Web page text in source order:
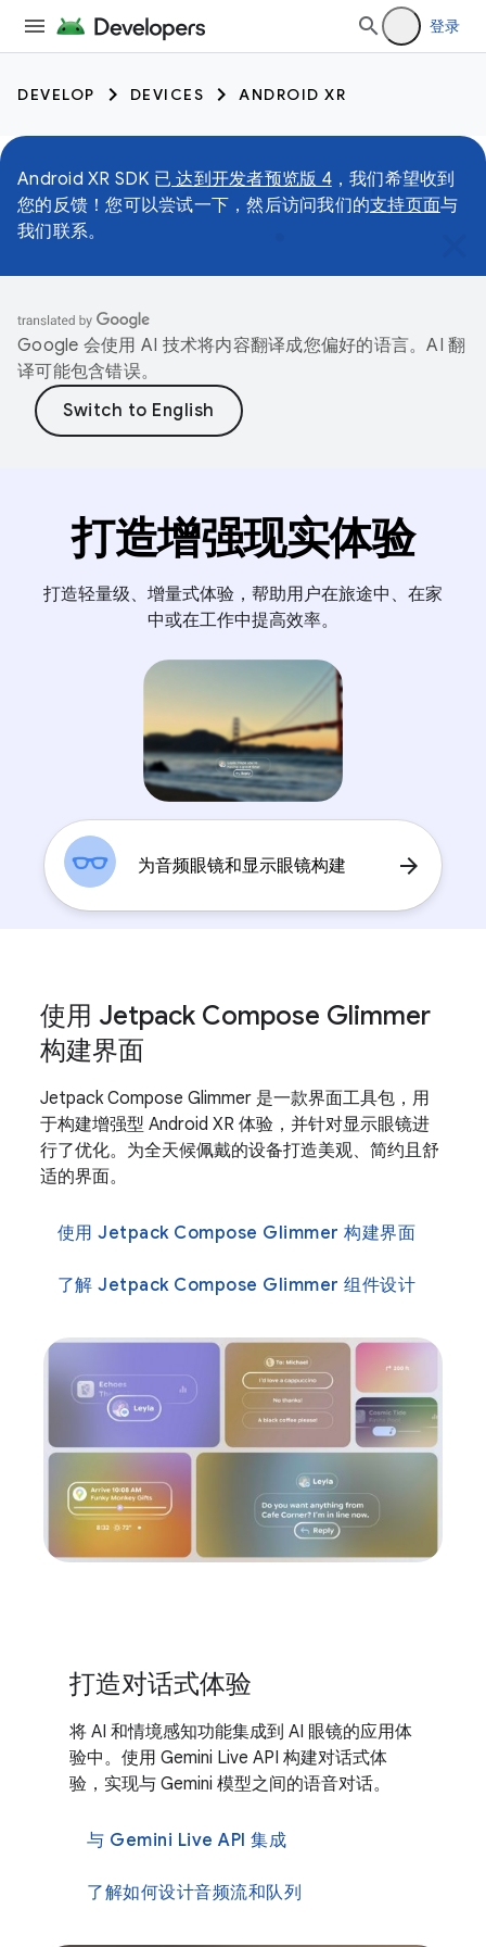
登录
DEVELOP DEVICES ANDROID XR
Android XR SDK 已 达到开发者预览版 4，我们希望收到
您的反馈！您可以尝试一下，然后访问我们的支持页面与
我们联系。
Google 会使用 AI 技术将内容翻译成您偏好的语言。AI 翻
译可能包含错误。
打造增强现实体验
打造轻量级、增量式体验，帮助用户在旅途中、在家
中或在工作中提高效率。
为音频眼镜和显示眼镜构建 arrow_forward
使用 Jetpack Compose Glimmer
构建界面
Jetpack Compose Glimmer 是一款界面工具包，用
于构建增强型 Android XR 体验，并针对显示眼镜进
行了优化。为全天候佩戴的设备打造美观、简约且舒
适的界面。
使用 Jetpack Compose Glimmer 构建界面
了解 Jetpack Compose Glimmer 组件设计
打造对话式体验
将 AI 和情境感知功能集成到 AI 眼镜的应用体
验中。使用 Gemini Live API 构建对话式体
验，实现与 Gemini 模型之间的语音对话。
与 Gemini Live API 集成
了解如何设计音频流和队列